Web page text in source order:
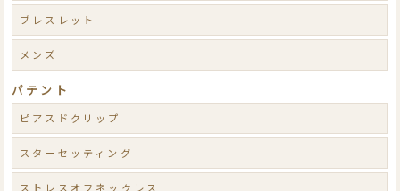
ブレスレット
メンズ
パテント
ピアスドクリップ
スターセッティング
ストレスオフネックレス